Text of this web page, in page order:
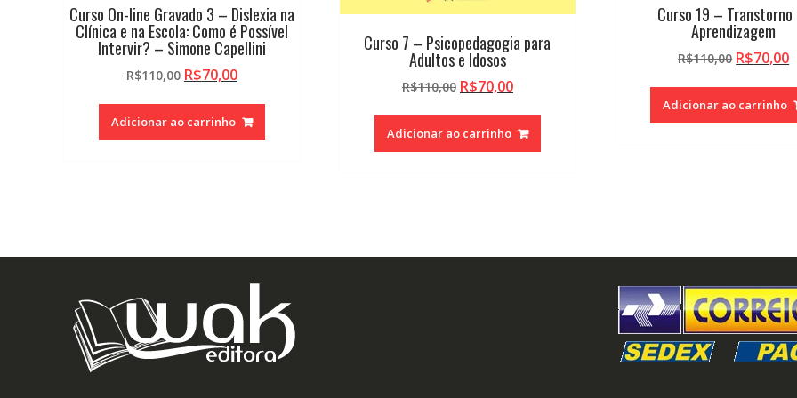
Curso On-line Gravado 3 – Dislexia na
Clínica e na Escola: Como é Possível
Intervir? – Simone Capellini
R$110,00 O
original
era:
R$70,00O
atual
é:
Adicionar ao carrinho
Curso 7 – Psicopedagogia para
Adultos e Idosos
R$110,00 O
original
era:
R$70,00O
atual
é:
Adicionar ao carrinho
Curso 19 – Transtorno
Aprendizagem
R$110,00 O
original
era:
R$70,00O
Adicionar ao carrinho